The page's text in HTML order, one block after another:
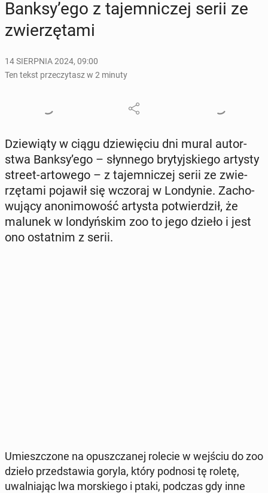
Banksy’ego z ta­jem­ni­czej serii ze
zwie­rzę­ta­mi
14 SIERPNIA 2024, 09:00
Ten tekst przeczytasz w 2 minuty
Dzie­wią­ty w ciągu dzie­wię­ciu dni mural au­tor­
stwa Banksy’ego – słyn­ne­go bry­tyj­skie­go artysty
street-ar­to­we­go – z ta­jem­ni­czej serii ze zwie­
rzę­ta­mi pojawił się wczoraj w Lon­dy­nie. Za­cho­
wu­ją­cy ano­ni­mo­wość artysta po­twier­dził, że
malunek w lon­dyń­skim zoo to jego dzieło i jest
ono ostat­nim z serii.
Umiesz­czo­ne na opusz­cza­nej rolecie w wejściu do zoo
dzieło przed­sta­wia goryla, który podnosi tę roletę,
uwal­nia­jąc lwa mor­skie­go i ptaki, podczas gdy inne